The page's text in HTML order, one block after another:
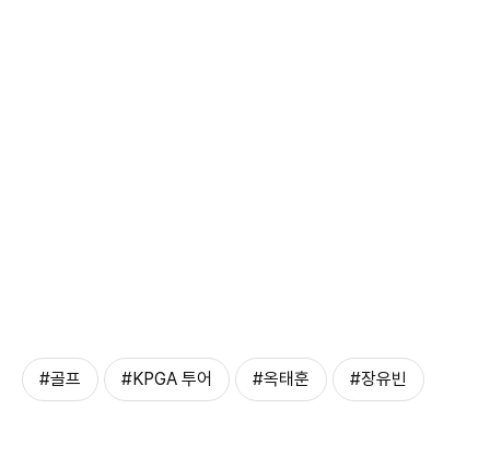
#골프 #KPGA 투어 #옥태훈 #장유빈